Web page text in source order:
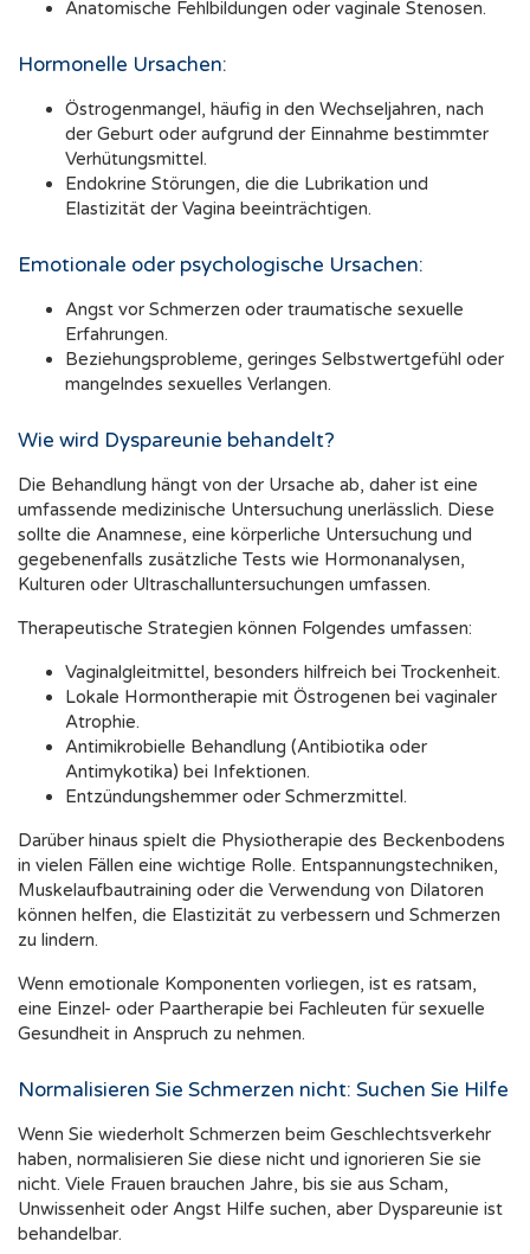
Anatomische Fehlbildungen oder vaginale Stenosen.
Hormonelle Ursachen:
Östrogenmangel, häufig in den Wechseljahren, nach
der Geburt oder aufgrund der Einnahme bestimmter
Verhütungsmittel.
Endokrine Störungen, die die Lubrikation und
Elastizität der Vagina beeinträchtigen.
Emotionale oder psychologische Ursachen:
Angst vor Schmerzen oder traumatische sexuelle
Erfahrungen.
Beziehungsprobleme, geringes Selbstwertgefühl oder
mangelndes sexuelles Verlangen.
Wie wird Dyspareunie behandelt?
Die Behandlung hängt von der Ursache ab, daher ist eine
umfassende medizinische Untersuchung unerlässlich. Diese
sollte die Anamnese, eine körperliche Untersuchung und
gegebenenfalls zusätzliche Tests wie Hormonanalysen,
Kulturen oder Ultraschalluntersuchungen umfassen.
Therapeutische Strategien können Folgendes umfassen:
Vaginalgleitmittel, besonders hilfreich bei Trockenheit.
Lokale Hormontherapie mit Östrogenen bei vaginaler
Atrophie.
Antimikrobielle Behandlung (Antibiotika oder
Antimykotika) bei Infektionen.
Entzündungshemmer oder Schmerzmittel.
Darüber hinaus spielt die Physiotherapie des Beckenbodens
in vielen Fällen eine wichtige Rolle. Entspannungstechniken,
Muskelaufbautraining oder die Verwendung von Dilatoren
können helfen, die Elastizität zu verbessern und Schmerzen
zu lindern.
Wenn emotionale Komponenten vorliegen, ist es ratsam,
eine Einzel- oder Paartherapie bei Fachleuten für sexuelle
Gesundheit in Anspruch zu nehmen.
Normalisieren Sie Schmerzen nicht: Suchen Sie Hilfe
Wenn Sie wiederholt Schmerzen beim Geschlechtsverkehr
haben, normalisieren Sie diese nicht und ignorieren Sie sie
nicht. Viele Frauen brauchen Jahre, bis sie aus Scham,
Unwissenheit oder Angst Hilfe suchen, aber Dyspareunie ist
behandelbar.